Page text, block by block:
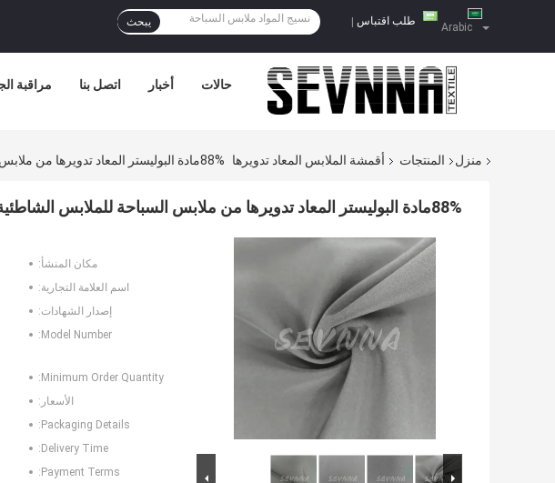
Arabic طلب اقتباس يبحث
مراقبة اتصل بنا أخبار حالات
منزل المنتجات أقمشة الملابس المعاد تدويرها 88%مادة البوليستر المعاد تدويرها من ملابس السباحة للملابس الشاطئية القابلة للتنفس
88%مادة البوليستر المعاد تدويرها من ملابس السباحة للملابس الشاطئية القابلة للتنفس
مكان المنشأ:
اسم العلامة التجارية:
إصدار الشهادات:
Model Number:
Minimum Order Quantity:
الأسعار:
Packaging Details:
Delivery Time:
Payment Terms: